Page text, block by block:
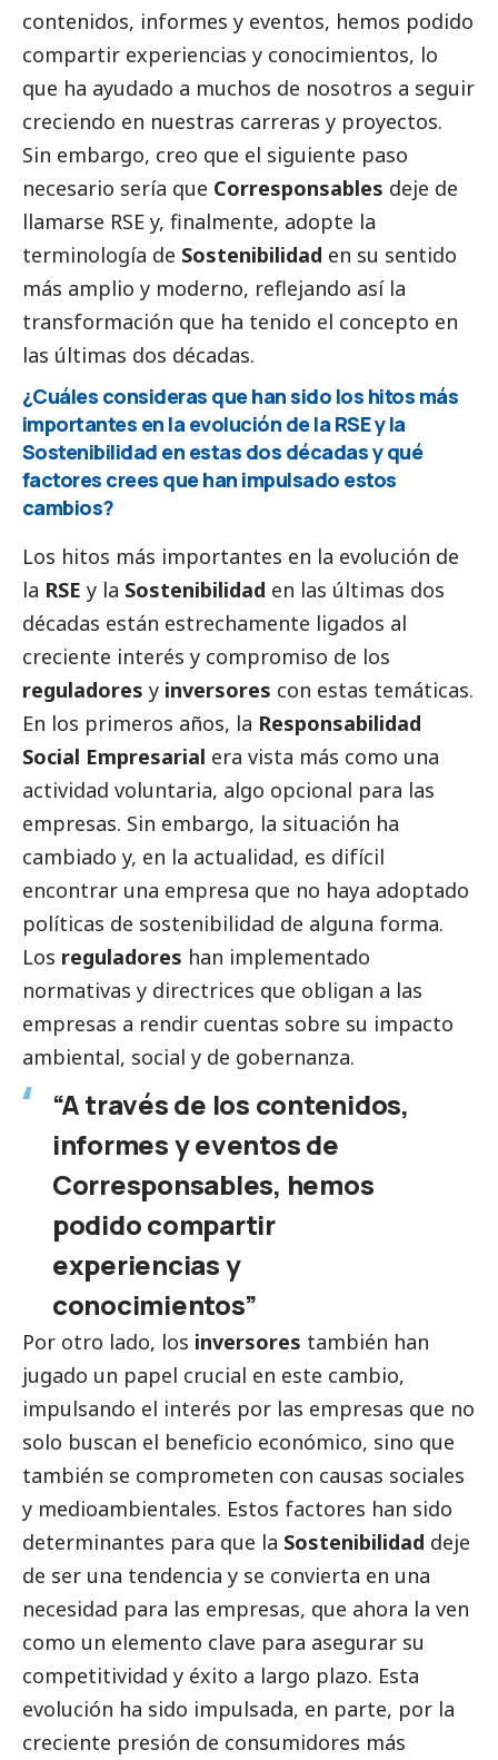
contenidos, informes y eventos, hemos podido
compartir experiencias y conocimientos, lo
que ha ayudado a muchos de nosotros a seguir
creciendo en nuestras carreras y proyectos.
Sin embargo, creo que el siguiente paso
necesario sería que Corresponsables deje de
llamarse RSE y, finalmente, adopte la
terminología de Sostenibilidad en su sentido
más amplio y moderno, reflejando así la
transformación que ha tenido el concepto en
las últimas dos décadas.
¿Cuáles consideras que han sido los hitos más
importantes en la evolución de la RSE y la
Sostenibilidad en estas dos décadas y qué
factores crees que han impulsado estos
cambios?
Los hitos más importantes en la evolución de
la RSE y la Sostenibilidad en las últimas dos
décadas están estrechamente ligados al
creciente interés y compromiso de los
reguladores y inversores con estas temáticas.
En los primeros años, la Responsabilidad
Social Empresarial era vista más como una
actividad voluntaria, algo opcional para las
empresas. Sin embargo, la situación ha
cambiado y, en la actualidad, es difícil
encontrar una empresa que no haya adoptado
políticas de sostenibilidad de alguna forma.
Los reguladores han implementado
normativas y directrices que obligan a las
empresas a rendir cuentas sobre su impacto
ambiental, social y de gobernanza.
“A través de los contenidos,
informes y eventos de
Corresponsables, hemos
podido compartir
experiencias y
conocimientos”
Por otro lado, los inversores también han
jugado un papel crucial en este cambio,
impulsando el interés por las empresas que no
solo buscan el beneficio económico, sino que
también se comprometen con causas sociales
y medioambientales. Estos factores han sido
determinantes para que la Sostenibilidad deje
de ser una tendencia y se convierta en una
necesidad para las empresas, que ahora la ven
como un elemento clave para asegurar su
competitividad y éxito a largo plazo. Esta
evolución ha sido impulsada, en parte, por la
creciente presión de consumidores más